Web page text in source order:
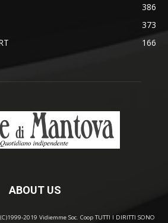
386
373
166
ABOUT US
2019 Vidiemme Soc. Coop TUTTI I DIRITTI SONO